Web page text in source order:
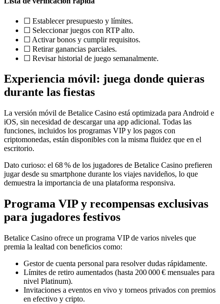
☐ Establecer presupuesto y límites.
☐ Seleccionar juegos con RTP alto.
☐ Activar bonos y cumplir requisitos.
☐ Retirar ganancias parciales.
☐ Revisar historial de juego semanalmente.
Experiencia móvil: juega donde quieras
durante las fiestas
La versión móvil de Betalice Casino está optimizada para Android e
iOS, sin necesidad de descargar una app adicional. Todas las
funciones, incluidos los programas VIP y los pagos con
criptomonedas, están disponibles con la misma fluidez que en el
escritorio.
Dato curioso: el 68 % de los jugadores de Betalice Casino prefieren
jugar desde su smartphone durante los viajes navideños, lo que
demuestra la importancia de una plataforma responsiva.
Programa VIP y recompensas exclusivas
para jugadores festivos
Betalice Casino ofrece un programa VIP de varios niveles que
premia la lealtad con beneficios como:
Gestor de cuenta personal para resolver dudas rápidamente.
Límites de retiro aumentados (hasta 200 000 € mensuales para
nivel Platinum).
Invitaciones a eventos en vivo y torneos privados con premios
en efectivo y cripto.